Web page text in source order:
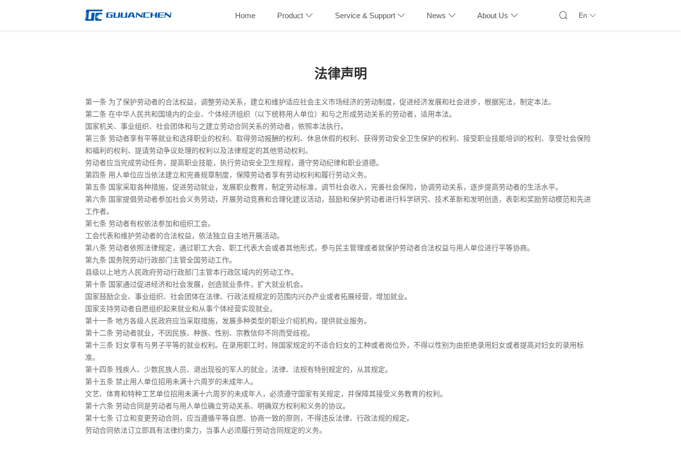
En
Home Product Service & Support News About Us
法律声明
第一条 为了保护劳动者的合法权益，调整劳动关系，建立和维护适应社会主义市场经济的劳动制度，促进经济发展和社会进步，根据宪法，制定本法。
第二条 在中华人民共和国境内的企业、个体经济组织（以下统称用人单位）和与之形成劳动关系的劳动者，适用本法。
国家机关、事业组织、社会团体和与之建立劳动合同关系的劳动者，依照本法执行。
第三条 劳动者享有平等就业和选择职业的权利、取得劳动报酬的权利、休息休假的权利、获得劳动安全卫生保护的权利、接受职业技能培训的权利、享受社会保险
和福利的权利、提请劳动争议处理的权利以及法律规定的其他劳动权利。
劳动者应当完成劳动任务，提高职业技能，执行劳动安全卫生规程，遵守劳动纪律和职业道德。
第四条 用人单位应当依法建立和完善规章制度，保障劳动者享有劳动权利和履行劳动义务。
第五条 国家采取各种措施，促进劳动就业，发展职业教育，制定劳动标准，调节社会收入，完善社会保险，协调劳动关系，逐步提高劳动者的生活水平。
第六条 国家提倡劳动者参加社会义务劳动，开展劳动竞赛和合理化建议活动，鼓励和保护劳动者进行科学研究、技术革新和发明创造，表彰和奖励劳动模范和先进
工作者。
第七条 劳动者有权依法参加和组织工会。
工会代表和维护劳动者的合法权益，依法独立自主地开展活动。
第八条 劳动者依照法律规定，通过职工大会、职工代表大会或者其他形式，参与民主管理或者就保护劳动者合法权益与用人单位进行平等协商。
第九条 国务院劳动行政部门主管全国劳动工作。
县级以上地方人民政府劳动行政部门主管本行政区域内的劳动工作。
第十条 国家通过促进经济和社会发展，创造就业条件，扩大就业机会。
国家鼓励企业、事业组织、社会团体在法律、行政法规规定的范围内兴办产业或者拓展经营，增加就业。
国家支持劳动者自愿组织起来就业和从事个体经营实现就业。
第十一条 地方各级人民政府应当采取措施，发展多种类型的职业介绍机构，提供就业服务。
第十二条 劳动者就业，不因民族、种族、性别、宗教信仰不同而受歧视。
第十三条 妇女享有与男子平等的就业权利。在录用职工时，除国家规定的不适合妇女的工种或者岗位外，不得以性别为由拒绝录用妇女或者提高对妇女的录用标
准。
第十四条 残疾人、少数民族人员、退出现役的军人的就业，法律、法规有特别规定的，从其规定。
第十五条 禁止用人单位招用未满十六周岁的未成年人。
文艺、体育和特种工艺单位招用未满十六周岁的未成年人，必须遵守国家有关规定，并保障其接受义务教育的权利。
第十六条 劳动合同是劳动者与用人单位确立劳动关系、明确双方权利和义务的协议。
第十七条 订立和变更劳动合同，应当遵循平等自愿、协商一致的原则，不得违反法律、行政法规的规定。
劳动合同依法订立即具有法律约束力，当事人必须履行劳动合同规定的义务。